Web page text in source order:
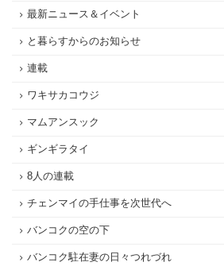
最新ニュース＆イベント
と暮らすからのお知らせ
連載
ワキサカコウジ
マムアンスック
ギンギラタイ
8人の連載
チェンマイの手仕事を次世代へ
バンコクの空の下
バンコク駐在妻の日々つれづれ